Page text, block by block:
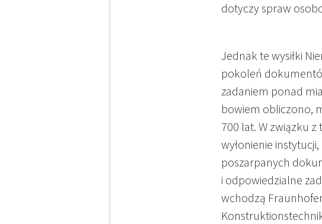
dotyczy spraw
Jednak te wysiłki
pokoleń
zadaniem ponad
bowiem obliczono,
700 lat. W związku
wyłonienie
poszarpanych
i odpowiedzialne
wchodzą